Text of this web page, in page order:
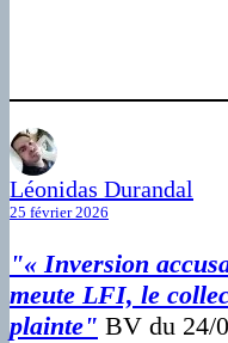
Léonidas Durandal
25 février 2026
"« Inversion
meute LFI, le
plainte" BV du 24/